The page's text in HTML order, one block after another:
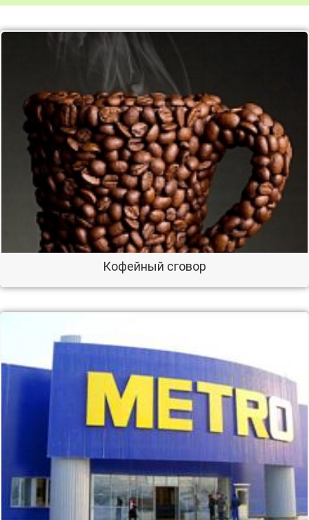
Кофейный сговор